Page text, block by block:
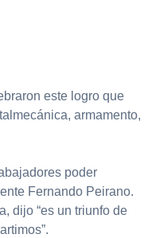
este logro que
armamento,
poder
Fernando Peirano.
dijo “es un triunfo de